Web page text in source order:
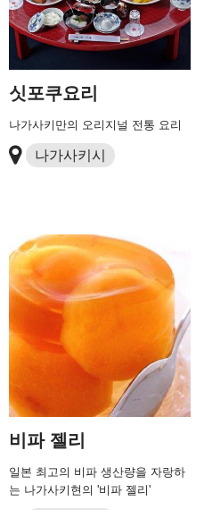
싯포쿠요리
나가사키만의 오리지널 전통 요리
나가사키시
비파 젤리
일본 최고의 비파 생산량을 자랑하
는 나가사키현의 '비파 젤리'